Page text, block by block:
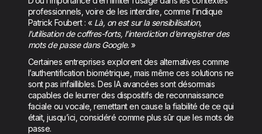
professionnels, voire de les interdire, comme l’indique
Patrick Foubert : « Là, on est sur la sensibilisation,
l’utilisation de coffres-forts, l’interdiction d’enregistrer des
mots de passe dans Google. »
Certaines entreprises explorent des alternatives comme
l’authentification biométrique, mais même ces solutions ne
sont pas infaillibles. Des IA avancées sont désormais
capables de leurrer des dispositifs de reconnaissance
faciale ou vocale, remettant en cause la fiabilité de ce qui
était, jusqu’ici, considéré comme plus sûr que les mots de
passe.